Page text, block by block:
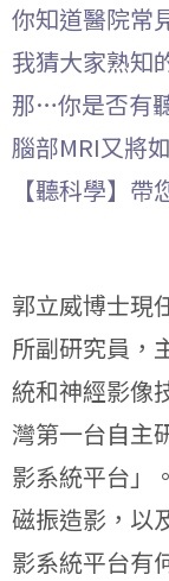
你知道醫院常
我猜大家熟知
那…你是否有
腦部MRI又將
【聽科學】帶
郭立威博士現
所副研究員，
統和神經影像
灣第一台自主
影系統平台」
磁振造影，以
影系統平台有